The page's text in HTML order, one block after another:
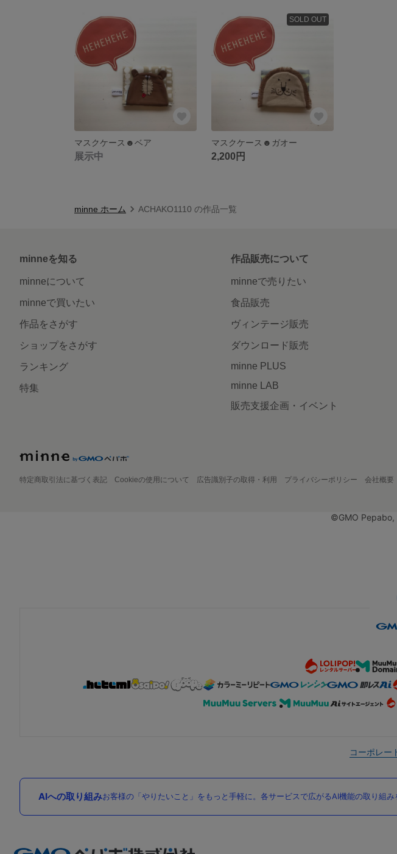
マスクケース☻ベア
展示中
SOLD OUT
マスクケース☻ガオー
2,200円
minne ホーム ACHAKO1110 の作品一覧
minneを知る
minneについて
minneで買いたい
作品をさがす
ショップをさがす
ランキング
特集
作品販売について
minneで売りたい
食品販売
ヴィンテージ販売
ダウンロード販売
minne PLUS
minne LAB
販売支援企画・イベント
特定商取引法に基づく表記 Cookieの使用について 広告識別子の取得・利用 プライバシーポリシー 会社概要
©GMO Pepabo,
コーポレー
AIへの取り組みお客様の「やりたいこと」をもっと手軽に。各サービスで広がるAI機能の取り組み